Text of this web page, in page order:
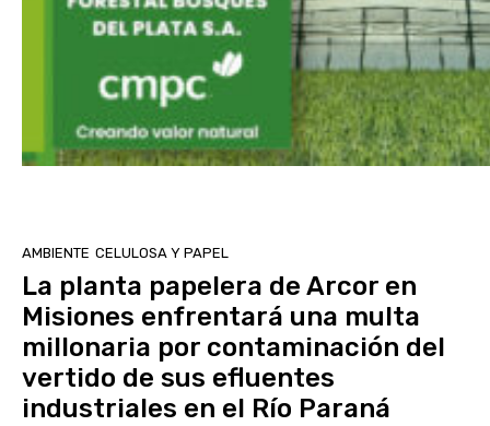
AMBIENTE CELULOSA Y PAPEL
La planta papelera de Arcor en
Misiones enfrentará una multa
millonaria por contaminación del
vertido de sus efluentes
industriales en el Río Paraná